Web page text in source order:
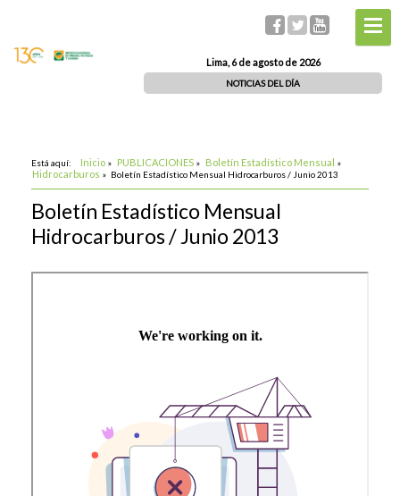
Lima, 6 de agosto de 2026
NOTICIAS DEL DÍA
Está aquí: Inicio » PUBLICACIONES » Boletín Estadístico Mensual »
Hidrocarburos » Boletín Estadístico Mensual Hidrocarburos / Junio 2013
Boletín Estadístico Mensual
Hidrocarburos / Junio 2013